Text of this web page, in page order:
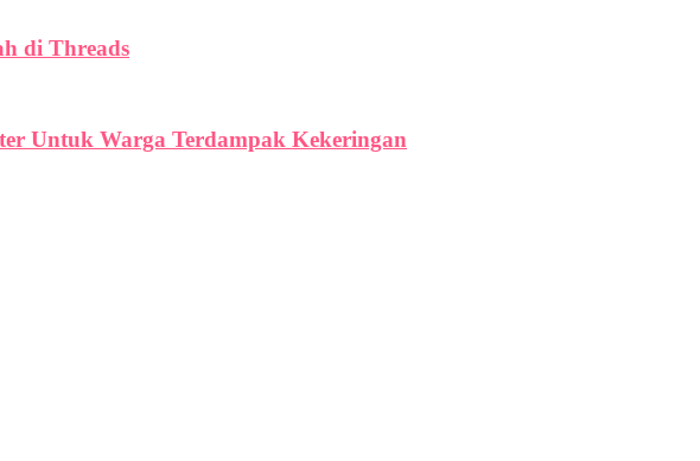
di Threads
Untuk Warga Terdampak Kekeringan